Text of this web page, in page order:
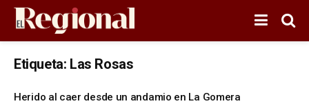
Etiqueta: Las Rosas
Herido al caer desde un andamio en La Gomera